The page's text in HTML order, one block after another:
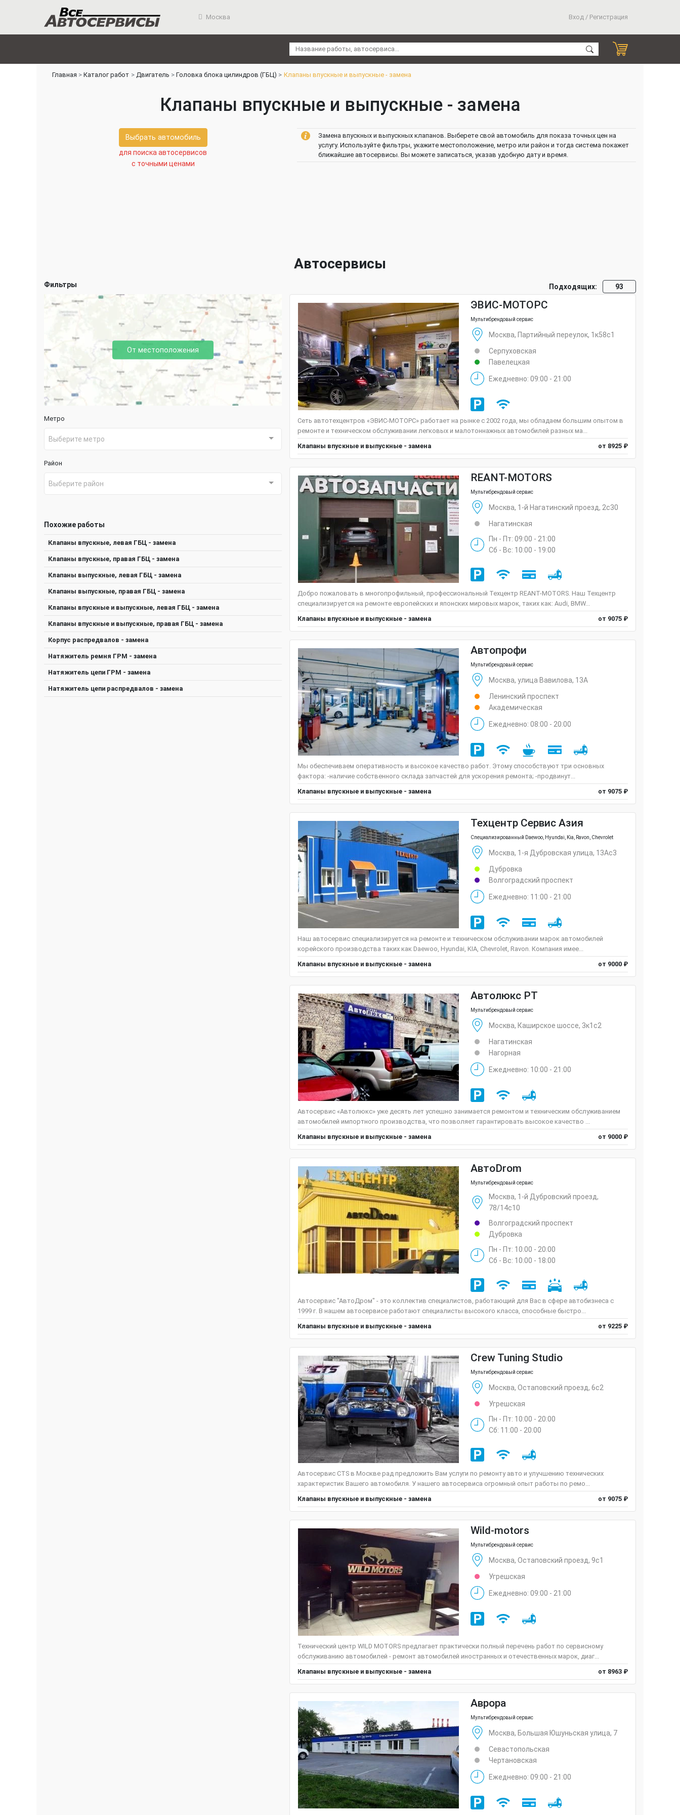
Москва Вход / Регистрация
Главная Каталог работ Двигатель Головка блока цилиндров (ГБЦ) Клапаны впускные и выпускные - замена
Клапаны впускные и выпускные - замена
Выбрать автомобиль
для поиска автосервисов
с точными ценами
Замена впускных и выпускных клапанов. Выберете свой автомобиль для показа точных цен на
услугу. Используйте фильтры, укажите местоположение, метро или район и тогда система покажет
ближайшие автосервисы. Вы можете записаться, указав удобную дату и время.
Автосервисы
Фильтры
От местоположения
Метро
Выберите метро
Район
Выберите район
Похожие работы
Клапаны впускные, левая ГБЦ - замена
Клапаны впускные, правая ГБЦ - замена
Клапаны выпускные, левая ГБЦ - замена
Клапаны выпускные, правая ГБЦ - замена
Клапаны впускные и выпускные, левая ГБЦ - замена
Клапаны впускные и выпускные, правая ГБЦ - замена
Корпус распредвалов - замена
Натяжитель ремня ГРМ - замена
Натяжитель цепи ГРМ - замена
Натяжитель цепи распредвалов - замена
Подходящих: 93
ЭВИС-МОТОРС
Мультибрендовый сервис
Москва, Партийный переулок, 1к58с1
Серпуховская
Павелецкая
Ежедневно: 09:00 - 21:00
Сеть автотехцентров «ЭВИС-МОТОРС» работает на рынке c 2002 года, мы обладаем большим опытом в
ремонте и техническом обслуживании легковых и малотоннажных автомобилей разных ма...
Клапаны впускные и выпускные - замена
от 8925 ₽
REANT-MOTORS
Мультибрендовый сервис
Москва, 1-й Нагатинский проезд, 2с30
Нагатинская
Пн - Пт: 09:00 - 21:00
Сб - Вс: 10:00 - 19:00
Добро пожаловать в многопрофильный, профессиональный Техцентр REANT-MOTORS. Наш Техцентр
специализируется на ремонте европейских и японских мировых марок, таких как: Audi, BMW...
Клапаны впускные и выпускные - замена
от 9075 ₽
Автопрофи
Мультибрендовый сервис
Москва, улица Вавилова, 13А
Ленинский проспект
Академическая
Ежедневно: 08:00 - 20:00
Мы обеспечиваем оперативность и высокое качество работ. Этому способствуют три основных
фактора: -наличие собственного склада запчастей для ускорения ремонта; -продвинут...
Клапаны впускные и выпускные - замена
от 9075 ₽
Техцентр Сервис Азия
Специализированный Daewoo, Hyundai, Kia, Ravon, Chevrolet
Москва, 1-я Дубровская улица, 13Ас3
Дубровка
Волгоградский проспект
Ежедневно: 11:00 - 21:00
Наш автосервис специализируется на ремонте и техническом обслуживании марок автомобилей
корейского производства таких как Daewoo, Hyundai, KIA, Chevrolet, Ravon. Компания имее...
Клапаны впускные и выпускные - замена
от 9000 ₽
Автолюкс РТ
Мультибрендовый сервис
Москва, Каширское шоссе, 3к1с2
Нагатинская
Нагорная
Ежедневно: 10:00 - 21:00
Автосервис «Автолюкс» уже десять лет успешно занимается ремонтом и техническим обслуживанием
автомобилей импортного производства, что позволяет гарантировать высокое качество ...
Клапаны впускные и выпускные - замена
от 9000 ₽
АвтоDrom
Мультибрендовый сервис
Москва, 1-й Дубровский проезд,
78/14с10
Волгоградский проспект
Дубровка
Пн - Пт: 10:00 - 20:00
Сб - Вс: 10:00 - 18:00
Автосервис "АвтоДром" - это коллектив специалистов, работающий для Вас в сфере автобизнеса с
1999 г. В нашем автосервисе работают специалисты высокого класса, способные быстро...
Клапаны впускные и выпускные - замена
от 9225 ₽
Crew Tuning Studio
Мультибрендовый сервис
Москва, Остаповский проезд, 6с2
Угрешская
Пн - Пт: 10:00 - 20:00
Сб: 11:00 - 20:00
Автосервис CTS в Москве рад предложить Вам услуги по ремонту авто и улучшению технических
характеристик Вашего автомобиля. У нашего автосервиса огромный опыт работы по ремо...
Клапаны впускные и выпускные - замена
от 9075 ₽
Wild-motors
Мультибрендовый сервис
Москва, Остаповский проезд, 9с1
Угрешская
Ежедневно: 09:00 - 21:00
Технический центр WILD MOTORS предлагает практически полный перечень работ по сервисному
обслуживанию автомобилей - ремонт автомобилей иностранных и отечественных марок, диаг...
Клапаны впускные и выпускные - замена
от 8963 ₽
Аврора
Мультибрендовый сервис
Москва, Большая Юшуньская улица, 7
Севастопольская
Чертановская
Ежедневно: 09:00 - 21:00